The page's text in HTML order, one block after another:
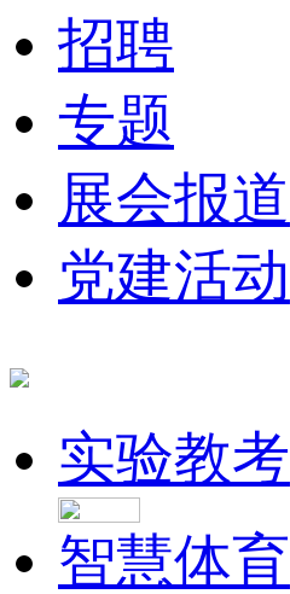
招聘
专题
展会报道
党建活动
实验教考
智慧体育